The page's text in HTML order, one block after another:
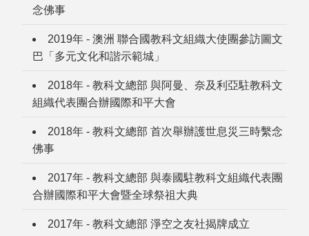
念佛事
2019年 - 澳洲 聯合國教科文組織大使團參訪圖文
巴「多元文化和諧示範城」
2018年 - 教科文總部 與阿曼、奈及利亞駐教科文
組織代表團合辦國際和平大會
2018年 - 教科文總部 首次舉辦護世息災三時繫念
佛事
2017年 - 教科文總部 與泰國駐教科文組織代表團
合辦國際和平大會暨全球祭祖大典
2017年 - 教科文總部 淨空之友社揭牌成立